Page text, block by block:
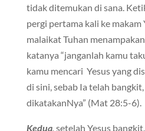
tidak ditemukan di sana.
pergi pertama kali ke makam
malaikat Tuhan
katanya “janganlah kamu
kamu mencari Yesus yang
di sini, sebab Ia telah
dikatakanNya” (Mat 28:5-6).
Kedua, setelah Yesus